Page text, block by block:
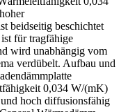
beidseitig beschichtet
für tragfähige
wird unabhängig vom
verdübelt. Aufbau und
0,034 W/(mK)
hoch diffusionsfähig